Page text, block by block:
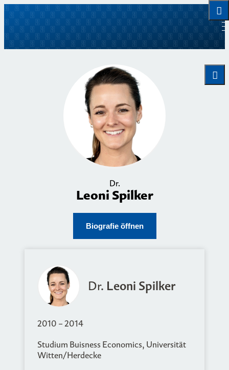
Dr.
Leoni Spilker
Biografie öffnen
Dr. Leoni Spilker
2010 – 2014
Studium Buisness Economics, Universität
Witten/Herdecke